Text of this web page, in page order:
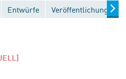
Entwürfe Veröffentlichungen